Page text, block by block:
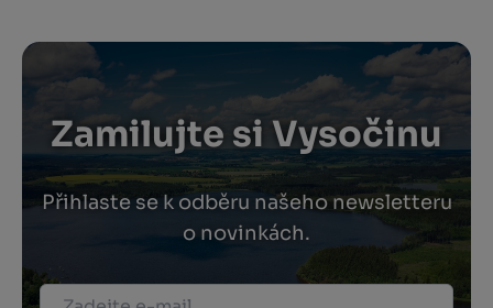
Zamilujte si Vysočinu
Přihlaste se k odběru našeho newsletteru
o novinkách.